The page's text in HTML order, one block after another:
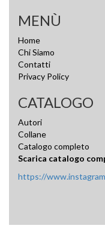
MENÙ
Home
Chi Siamo
Contatti
Privacy Policy
CATALOGO
Autori
Collane
Catalogo completo
Scarica catalogo
https://